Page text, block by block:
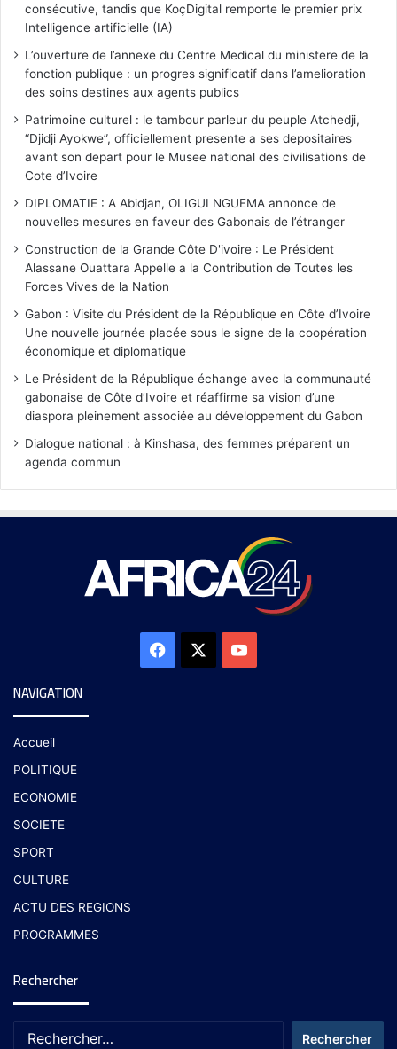
consécutive, tandis que KoçDigital remporte le premier prix
Intelligence artificielle (IA)
L’ouverture de l’annexe du Centre Medical du ministere de la
fonction publique : un progres significatif dans l’amelioration
des soins destines aux agents publics
Patrimoine culturel : le tambour parleur du peuple Atchedji,
“Djidji Ayokwe”, officiellement presente a ses depositaires
avant son depart pour le Musee national des civilisations de
Cote d’Ivoire
DIPLOMATIE : A Abidjan, OLIGUI NGUEMA annonce de
nouvelles mesures en faveur des Gabonais de l’étranger
Construction de la Grande Côte D'ivoire : Le Président
Alassane Ouattara Appelle a la Contribution de Toutes les
Forces Vives de la Nation
Gabon : Visite du Président de la République en Côte d’Ivoire
Une nouvelle journée placée sous le signe de la coopération
économique et diplomatique
Le Président de la République échange avec la communauté
gabonaise de Côte d’Ivoire et réaffirme sa vision d’une
diaspora pleinement associée au développement du Gabon
Dialogue national : à Kinshasa, des femmes préparent un
agenda commun
NAVIGATION
Accueil
POLITIQUE
ECONOMIE
SOCIETE
SPORT
CULTURE
ACTU DES REGIONS
PROGRAMMES
Rechercher